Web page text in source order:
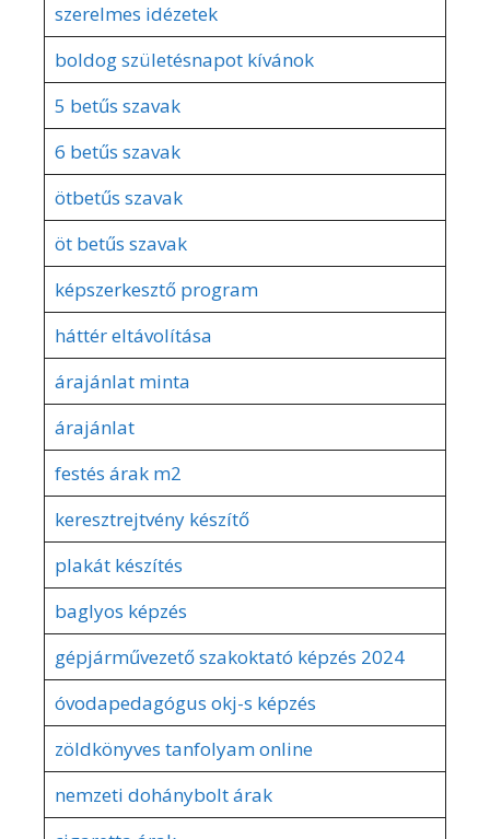
szerelmes idézetek
boldog születésnapot kívánok
5 betűs szavak
6 betűs szavak
ötbetűs szavak
öt betűs szavak
képszerkesztő program
háttér eltávolítása
árajánlat minta
árajánlat
festés árak m2
keresztrejtvény készítő
plakát készítés
baglyos képzés
gépjárművezető szakoktató képzés 2024
óvodapedagógus okj-s képzés
zöldkönyves tanfolyam online
nemzeti dohánybolt árak